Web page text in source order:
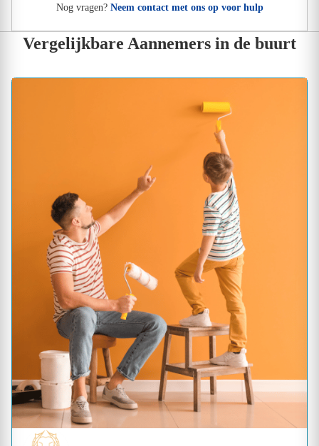
Nog vragen? Neem contact met ons op voor hulp
Vergelijkbare Aannemers in de buurt